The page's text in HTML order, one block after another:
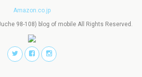
Amazon.co.jp
98-108) blog of mobile All Rights Reserved.